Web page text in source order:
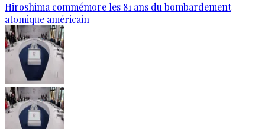
Hiroshima commémore les 81 ans du bombardement
atomique américain